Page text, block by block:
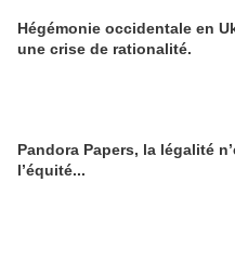
Hégémonie occidentale en
une crise de rationalité.
Pandora Papers, la légalité
l’équité...